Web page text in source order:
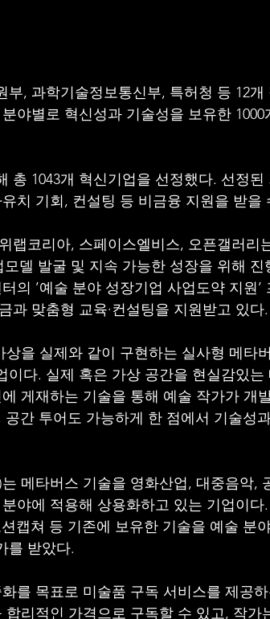
부, 과학기술정보통신부, 특허청 등 12개
야별로 혁신성과 기술성을 보유한 1000
총 1043개 혁신기업을 선정했다. 선정
치 기회, 컨설팅 등 비금융 지원을 받을
랩코리아, 스페이스엘비스, 오픈갤러리
델 발굴 및 지속 가능한 성장을 위해 진
의 ’예술 분야 성장기업 사업도약 지원’
과 맞춤형 교육·컨설팅을 지원받고 있다.
을 실제와 같이 구현하는 실사형 메타
다. 실제 혹은 가상 공간을 현실감있는
게재하는 기술을 통해 예술 작가가 개
간 투어도 가능하게 한 점에서 기술성
메타버스 기술을 영화산업, 대중음악,
야에 적용해 상용화하고 있는 기업이
캡쳐 등 기존에 보유한 기술을 예술 분
를 받았다.
를 목표로 미술품 구독 서비스를 제공
리적인 가격으로 구독할 수 있고, 작가